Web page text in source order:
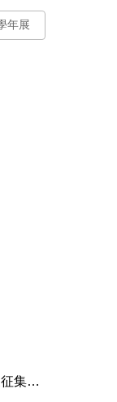
年展
開啟